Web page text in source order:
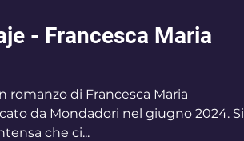
- Francesca Maria
da Mondadori nel giugno 2024. Si
che ci...